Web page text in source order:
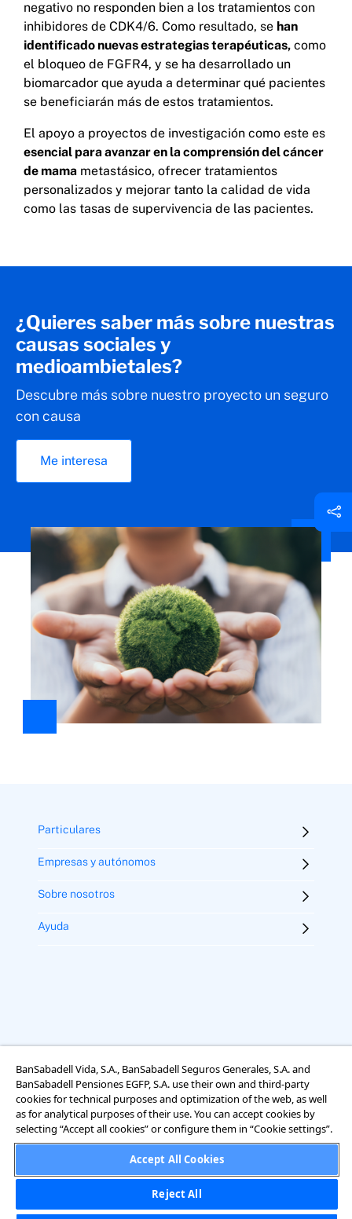
negativo no responden bien a los tratamientos con
inhibidores de CDK4/6. Como resultado, se han
identificado nuevas estrategias terapéuticas, como
el bloqueo de FGFR4, y se ha desarrollado un
biomarcador que ayuda a determinar qué pacientes
se beneficiarán más de estos tratamientos.
El apoyo a proyectos de investigación como este es
esencial para avanzar en la comprensión del cáncer
de mama metastásico, ofrecer tratamientos
personalizados y mejorar tanto la calidad de vida
como las tasas de supervivencia de las pacientes.
¿Quieres saber más sobre nuestras
causas sociales y
medioambietales?
Descubre más sobre nuestro proyecto un seguro
con causa
Me interesa
Particulares
Empresas y autónomos
Sobre nosotros
Ayuda
Aviso legal Términos y condiciones
Uso de cookies
Accesibilidad
Información sobre el tratamiento de datos personales
BanSabadell Vida, S.A., BanSabadell Seguros Generales, S.A. and
BanSabadell Pensiones EGFP, S.A. use their own and third-party
cookies for technical purposes and optimization of the web, as well
as for analytical purposes of their use. You can accept cookies by
selecting “Accept all cookies” or configure them in “Cookie settings”.
Accept All Cookies
Reject All